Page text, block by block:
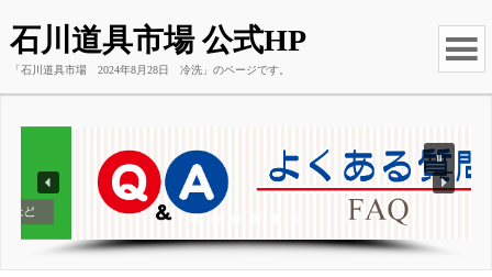
石川道具市場 公式HP
「石川道具市場 2024年8月28日 冷洗」のページです。